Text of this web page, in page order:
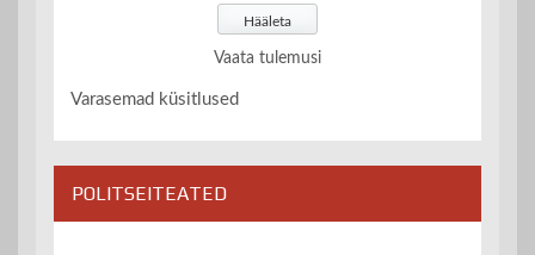
Vaata tulemusi
Varasemad küsitlused
POLITSEITEATED